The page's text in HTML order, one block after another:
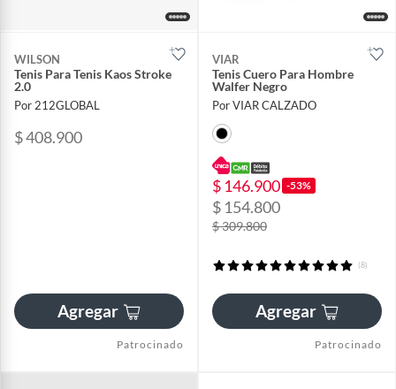
WILSON
Tenis Para Tenis Kaos Stroke
2.0
Por 212GLOBAL
$ 408.900
Agregar
Patrocinado
VIAR
Tenis Cuero Para Hombre
Walfer Negro
Por VIAR CALZADO
$ 146.900 -53%
$ 154.800
$ 309.800
(8)
Agregar
Patrocinado